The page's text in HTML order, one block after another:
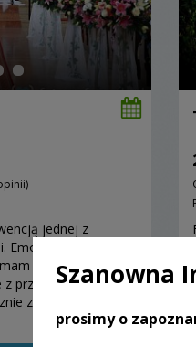
jednej z
wzruszenia,
dla Was w kadrze
przyjemnością
zapraszam:)
Szanowna
prosimy o